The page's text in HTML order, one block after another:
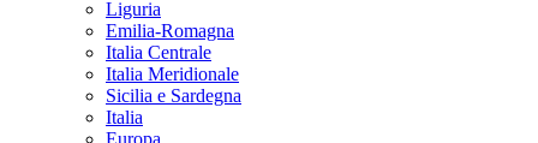
Liguria
Emilia-Romagna
Italia Centrale
Italia Meridionale
Sicilia e Sardegna
Italia